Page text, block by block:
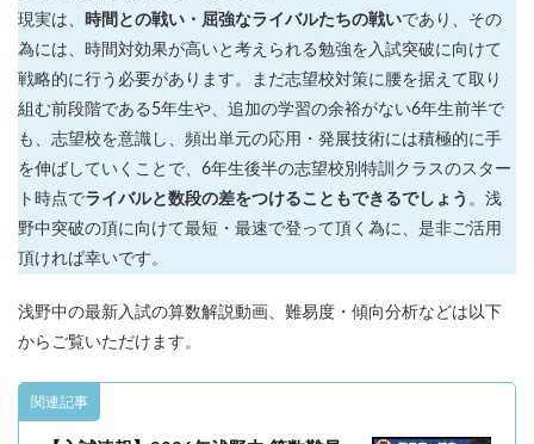
現実は、 時間との戦い・屈強なライバルたちの戦いであり、その
為には、時間対効果が高いと考えられる勉強を入試突破に向けて
戦略的に行う必要があります。まだ志望校対策に腰を据えて取り
組む前段階である5年生や、追加の学習の余裕がない6年生前半で
も、志望校を意識し、頻出単元の応用・発展技術には積極的に手
を伸ばしていくことで、6年生後半の志望校別特訓クラスのスター
ト時点でライバルと数段の差をつけることもできるでしょう 。浅
野中突破の頂に向けて最短・最速で登って頂く為に、是非ご活用
頂ければ幸いです。
浅野中の最新入試の算数解説動画、難易度・傾向分析などは以下
からご覧いただけます。
関連記事
早稲アカデミーカリキュラムテスト 四谷大塚週テスト
四谷大塚公開組分けテスト 四谷大塚合不合判定テスト
四谷大塚志望校判定テスト 新学年(1月〜2月)
前期(3月〜7月) 夏期(7〜8月) 後期(9月〜11月)
予習シリーズテキスト解説・対策 コベツバweb授業
TopGun特訓 コベツバ過去問動画解説
コベツバからのお知らせ